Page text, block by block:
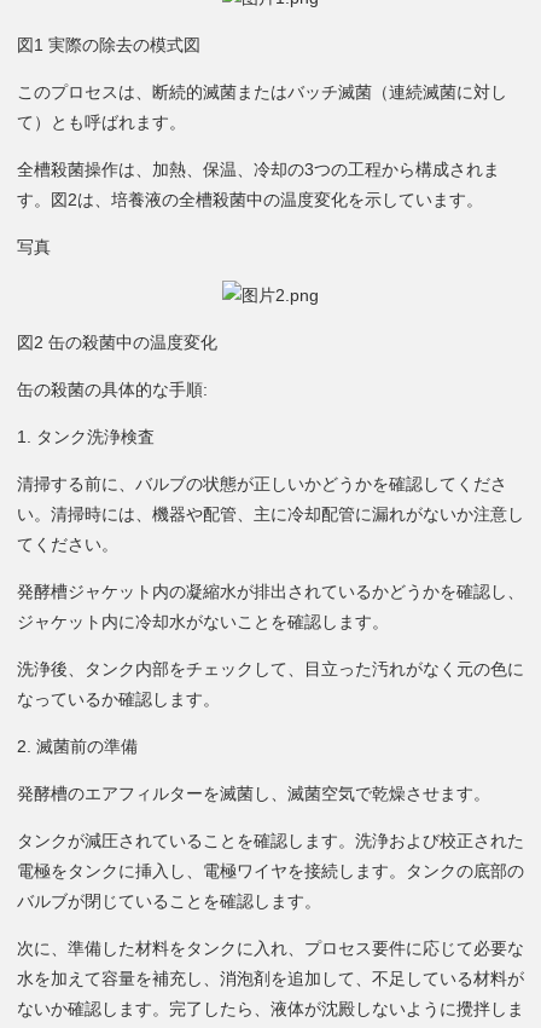
図1 実際の除去の模式図
このプロセスは、断続的滅菌またはバッチ滅菌（連続滅菌に対し
て）とも呼ばれます。
全槽殺菌操作は、加熱、保温、冷却の3つの工程から構成されま
す。図2は、培養液の全槽殺菌中の温度変化を示しています。
写真
図2 缶の殺菌中の温度変化
缶の殺菌の具体的な手順:
1. タンク洗浄検査
清掃する前に、バルブの状態が正しいかどうかを確認してくださ
い。清掃時には、機器や配管、主に冷却配管に漏れがないか注意し
てください。
発酵槽ジャケット内の凝縮水が排出されているかどうかを確認し、
ジャケット内に冷却水がないことを確認します。
洗浄後、タンク内部をチェックして、目立った汚れがなく元の色に
なっているか確認します。
2. 滅菌前の準備
発酵槽のエアフィルターを滅菌し、滅菌空気で乾燥させます。
タンクが減圧されていることを確認します。洗浄および校正された
電極をタンクに挿入し、電極ワイヤを接続します。タンクの底部の
バルブが閉じていることを確認します。
次に、準備した材料をタンクに入れ、プロセス要件に応じて必要な
水を加えて容量を補充し、消泡剤を追加して、不足している材料が
ないか確認します。完了したら、液体が沈殿しないように攪拌しま